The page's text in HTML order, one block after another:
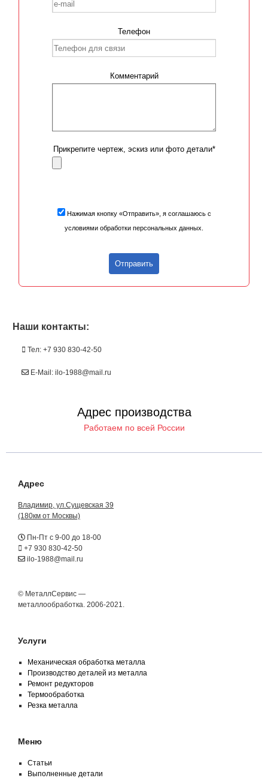
Телефон
Комментарий
Прикрепите чертеж, эскиз или фото детали*
Нажимая кнопку «Отправить», я соглашаюсь с
условиями обработки персональных данных.
Отправить
Наши контакты:
Тел: +7 930 830-42-50
E-Mail: ilo-1988@mail.ru
Адрес производства
Работаем по всей России
Адрес
Владимир, ул.Сущевская 39
(180км от Москвы)
Пн-Пт с 9-00 до 18-00
+7 930 830-42-50
ilo-1988@mail.ru
© МеталлСервис —
металлообработка. 2006-2021.
Услуги
Механическая обработка металла
Производство деталей из металла
Ремонт редукторов
Термообработка
Резка металла
Меню
Статьи
Выполненные детали